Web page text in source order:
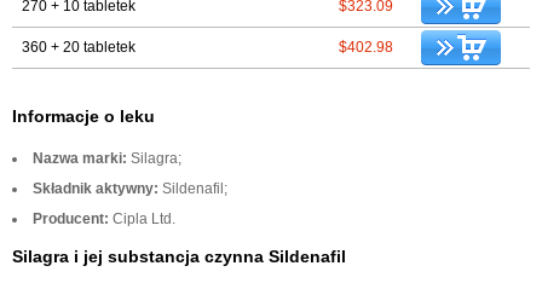
270 + 10 tabletek $323.09
360 + 20 tabletek $402.98
Informacje o leku
Nazwa marki: Silagra;
Składnik aktywny: Sildenafil;
Producent: Cipla Ltd.
Silagra i jej substancja czynna Sildenafil